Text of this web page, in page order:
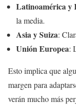
Latinoamérica y
la media.
Asia y Suiza:
Unión Europea:
Esto implica que
margen para
verán mucho más